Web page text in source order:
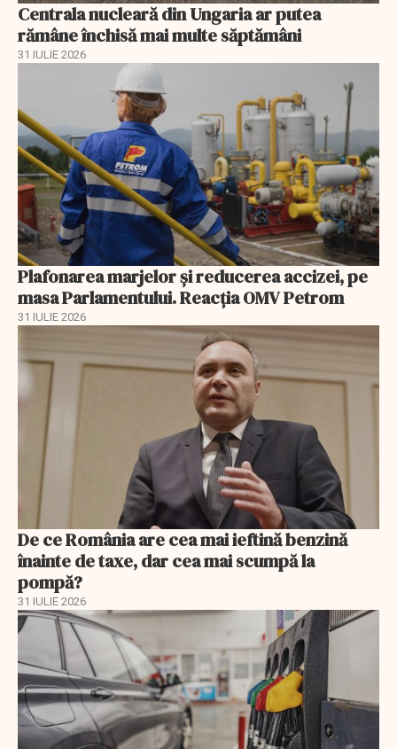
Centrala nucleară din Ungaria ar putea
rămâne închisă mai multe săptămâni
31 IULIE 2026
Plafonarea marjelor și reducerea accizei, pe
masa Parlamentului. Reacția OMV Petrom
31 IULIE 2026
De ce România are cea mai ieftină benzină
înainte de taxe, dar cea mai scumpă la
pompă?
31 IULIE 2026